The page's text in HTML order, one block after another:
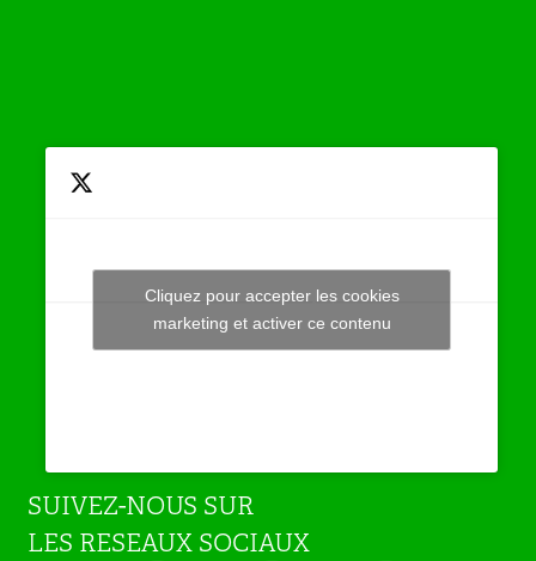
Tweets by JeuAchat
Cliquez pour accepter les cookies
marketing et activer ce contenu
SUIVEZ-NOUS SUR
LES RESEAUX SOCIAUX